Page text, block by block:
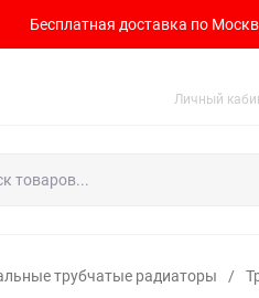
Бесплатная доставка по
Личный
трубчатые радиаторы /